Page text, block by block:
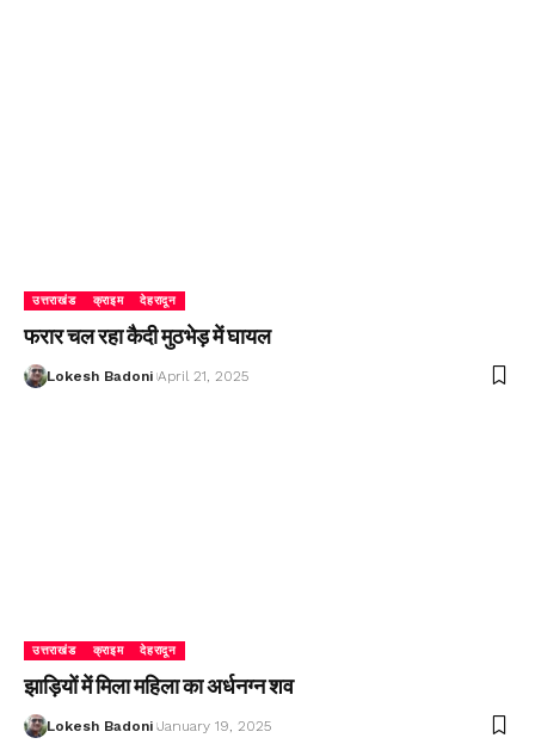
उत्तराखंड क्राइम देहरादून
फरार चल रहा कैदी मुठभेड़ में घायल
Lokesh Badoni April 21, 2025
उत्तराखंड क्राइम देहरादून
झाड़ियों में मिला महिला का अर्धनग्न शव
Lokesh Badoni January 19, 2025